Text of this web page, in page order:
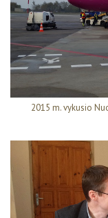
2015 m. vykusio